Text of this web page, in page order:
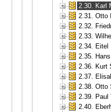
2.30. Karl
2.31. Otto
2.32.
2.33.
2.34. Eitel
2.35.
2.36. Kurt
2.37.
2.38. Otto
2.39. Paul
2.40.